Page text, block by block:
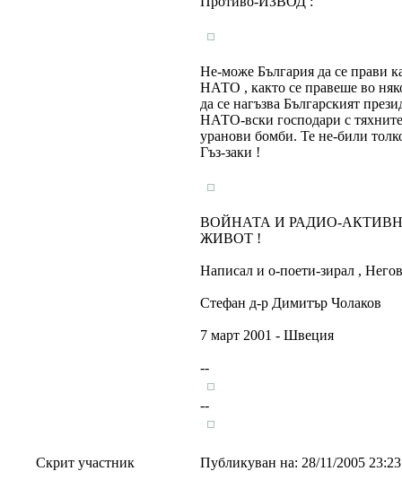
Не-може България да се прави
НАТО , както се правеше во
да се нагъзва Българският
НАТО-вски господари с
уранови бомби. Те не-били
Гъз-заки !
ВОЙНАТА И РАДИО-
ЖИВОТ !
Написал и о-поети-зирал ,
Стефан д-р Димитър Чолаков
7 март 2001 - Швеция
--
--
Скрит участник Публикуван на: 28/11/2005